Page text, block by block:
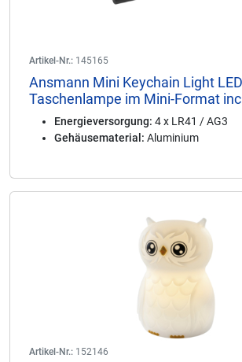
Artikel-Nr.: 145165
Ansmann Mini Keychain Light
Taschenlampe im Mini-Format
Energieversorgung: 4 x LR41 / AG3
Gehäusematerial: Aluminium
Artikel-Nr.: 152146